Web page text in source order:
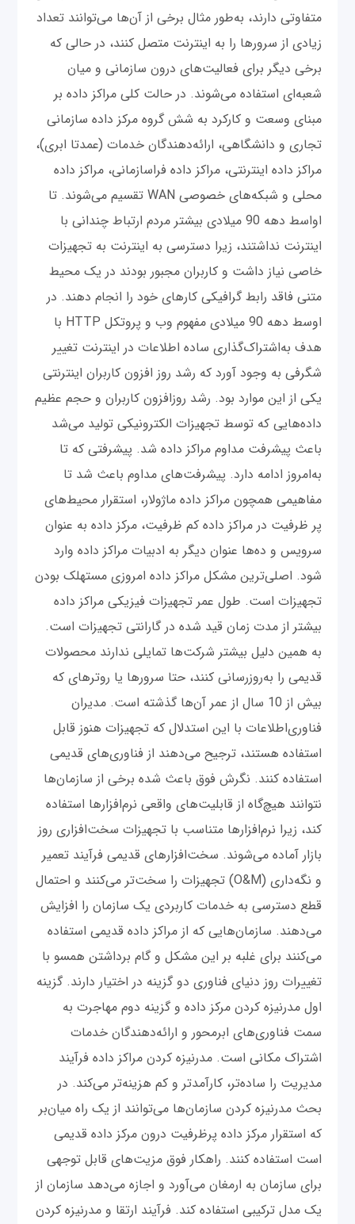
متفاوتی دارند، به‌طور مثال برخی از آن‌ها می‌توانند تعداد
زیادی از سرورها را به اینترنت متصل کنند، در حالی که
برخی دیگر برای فعالیت‌های درون سازمانی و میان
شعبه‌ای استفاده می‌شوند. در حالت کلی مراکز داده بر
مبنای وسعت و کارکرد به شش گروه مرکز داده سازمانی
تجاری و دانشگاهی، ارائه‌دهندگان خدمات (عمدتا ابری)،
مراکز داده اینترنتی، مراکز داده فراسازمانی، مراکز داده
محلی و شبکه‌های خصوصی WAN تقسیم می‌شوند. تا
اواسط دهه 90 میلادی بیشتر مردم ارتباط چندانی با
اینترنت نداشتند، زیرا دسترسی به اینترنت به تجهیزات
خاصی نیاز داشت و کاربران مجبور بودند در یک محیط
متنی فاقد رابط گرافیکی کارهای خود را انجام دهند. در
اوسط دهه 90 میلادی مفهوم وب و پروتکل HTTP با
هدف به‌اشتراک‌گذاری ساده اطلاعات در اینترنت تغییر
شگرفی به وجود آورد که رشد روز افزون کاربران اینترنتی
یکی از این موارد بود. رشد روزافزون کاربران و حجم عظیم
داده‌هایی که توسط تجهیزات الکترونیکی تولید می‌شد
باعث پیشرفت مداوم مراکز داده شد. پیشرفتی که تا
به‌امروز ادامه دارد. پیشرفت‌های مداوم باعث شد تا
مفاهیمی همچون مراکز داده ماژولار، استقرار محیط‌های
پر ظرفیت در مراکز داده کم ظرفیت، مرکز داده به عنوان
سرویس‌ و ده‌ها عنوان دیگر به ادبیات مراکز داده وارد
شود. اصلی‌ترین مشکل مراکز داده امروزی مستهلک بودن
تجهیزات است. طول عمر تجهیزات فیزیکی مراکز داده
بیشتر از مدت زمان قید شده در گارانتی تجهیزات است.
به همین دلیل بیشتر شرکت‌ها تمایلی ندارند محصولات
قدیمی را به‌روزرسانی کنند، حتا سرورها یا روترهای که
بیش از 10 سال از عمر آن‌ها گذشته است. مدیران
فناوری‌اطلاعات با این استدلال که تجهیزات هنوز قابل
استفاده هستند، ترجیح می‌دهند از فناوری‌های قدیمی
استفاده کنند. نگرش فوق باعث شده برخی از سازمان‌ها
نتوانند هیچ‌گاه از قابلیت‌های واقعی نرم‌افزار‌ها استفاده
کند، زیرا نرم‌افزارها متناسب با تجهیزات سخت‌افزاری روز
بازار آماده می‌شوند. سخت‌افزارهای قدیمی فرآیند تعمیر
و نگه‌داری (O&M) تجهیزات را سخت‌تر می‌کنند و احتمال
قطع دسترسی به خدمات کاربردی یک سازمان را افزایش
می‌دهند. سازمان‌هایی که از مراکز داده قدیمی استفاده
می‌کنند برای غلبه بر این مشکل و گام برداشتن همسو با
تغییرات روز دنیای فناوری دو گزینه در اختیار دارند. گزینه
اول مدرنیزه کردن مرکز داده و گزینه دوم مهاجرت به
سمت فناوری‌های ابرمحور و ارائه‌دهندگان خدمات
اشتراک مکانی است. مدرنیزه کردن مراکز داده فرآیند
مدیریت را ساده‌تر، کارآمدتر و کم هزینه‌تر می‌کند. در
بحث مدرنیزه کردن سازمان‌ها می‌توانند از یک راه میان‌بر
که استقرار مرکز داده پرظرفیت درون مرکز داده قدیمی
است استفاده کنند. راهکار فوق مزیت‌های قابل توجهی
برای سازمان به ارمغان می‌آورد و اجازه می‌دهد سازمان از
یک مدل ترکیبی استفاده کند. فرآیند ارتقا و مدرنیزه کردن